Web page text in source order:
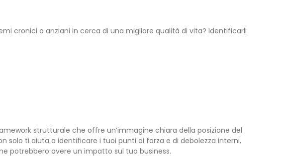
cronici o anziani in cerca di una migliore qualità di vita? Identificarli
strutturale che offre un’immagine chiara della posizione del
solo ti aiuta a identificare i tuoi punti di forza e di debolezza interni,
potrebbero avere un impatto sul tuo business.